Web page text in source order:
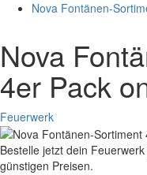
Nova Fontänen-
Nova
4er Pack
Feuerwerk
Bestelle jetzt dein
günstigen Preisen.